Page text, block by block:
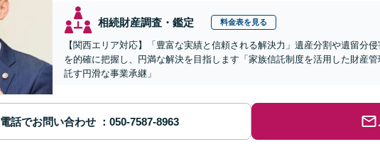
相続財産調査・鑑定 料金表を見る
【関西エリア対応】「豊富な実績と信頼される解決力」遺産分割や遺留分
を的確に把握し、円満な解決を目指します「家族信託制度を活用した財産
託す円滑な事業承継」
電話でお問い合わせ